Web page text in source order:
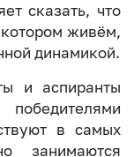
сказать, что
живём,
динамикой.
и аспиранты
в самых
занимаются